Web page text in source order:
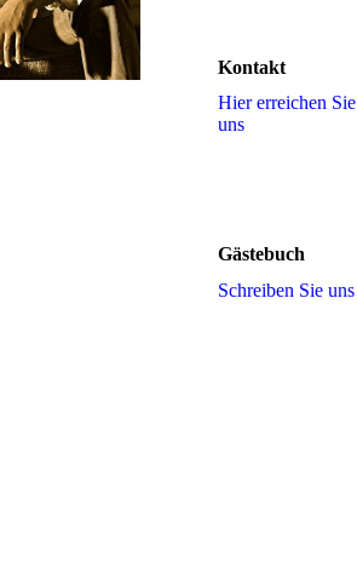
Kontakt
Hier erreichen Sie
uns
Gästebuch
Schreiben Sie uns